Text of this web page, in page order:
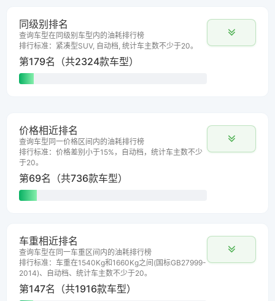
同级别排名
查询车型在同级别车型内的油耗排行榜
排行标准：紧凑型SUV, 自动档, 统计车主数不少于20。
第179名（共2324款车型）
价格相近排名
查询车型同一价格区间内的油耗排行榜
排行标准：价格差别小于15%，自动档，统计车主数不少
于20。
第69名（共736款车型）
车重相近排名
查询车型在同一车重区间内的油耗排行榜
排行标准：车重在1540Kg和1660Kg之间(国标GB27999-
2014)、自动档、统计车主数不少于20。
第147名（共1916款车型）